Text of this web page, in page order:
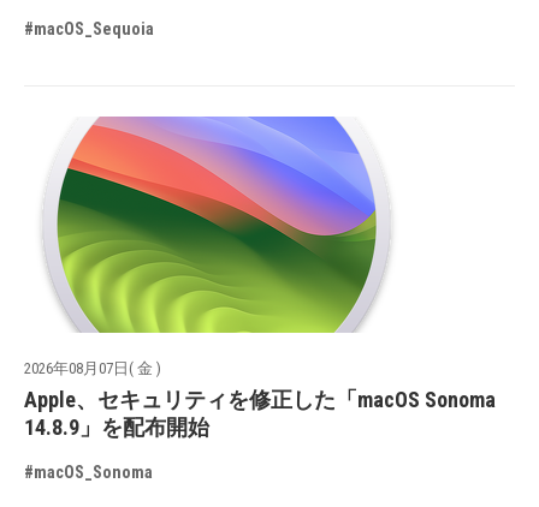
#macOS_Sequoia
2026年08月07日( 金 )
Apple、セキュリティを修正した「macOS Sonoma
14.8.9」を配布開始
#macOS_Sonoma